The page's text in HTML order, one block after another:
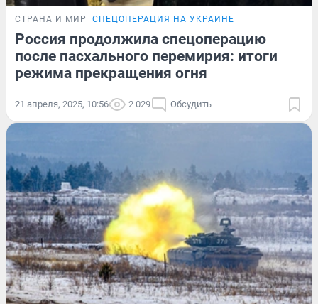
СТРАНА И МИР СПЕЦОПЕРАЦИЯ НА УКРАИНЕ
Россия продолжила спецоперацию
после пасхального перемирия: итоги
режима прекращения огня
21 апреля, 2025, 10:56 2 029 Обсудить